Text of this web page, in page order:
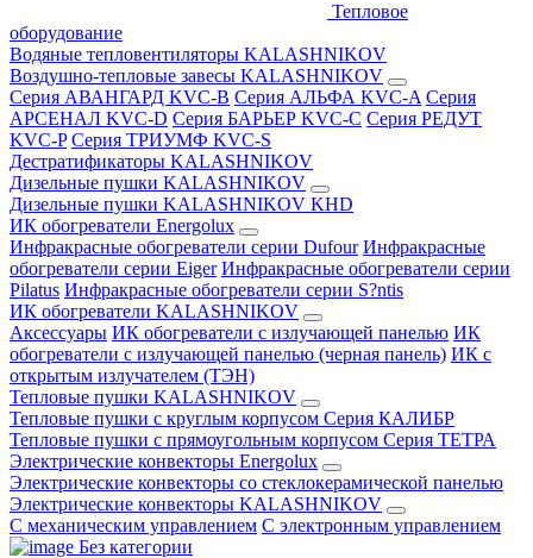
Тепловое
оборудование
Водяные тепловентиляторы KALASHNIKOV
Воздушно-тепловые завесы KALASHNIKOV
Серия АВАНГАРД KVC-B Серия АЛЬФА KVC-A Серия
АРСЕНАЛ KVC-D Серия БАРЬЕР KVC-C Серия РЕДУТ
KVC-P Серия ТРИУМФ KVC-S
Дестратификаторы KALASHNIKOV
Дизельные пушки KALASHNIKOV
Дизельные пушки KALASHNIKOV KHD
ИК обогреватели Energolux
Инфракрасные обогреватели серии Dufour Инфракрасные
обогреватели серии Eiger Инфракрасные обогреватели серии
Pilatus Инфракрасные обогреватели серии S?ntis
ИК обогреватели KALASHNIKOV
Аксессуары ИК обогреватели с излучающей панелью ИК
обогреватели с излучающей панелью (черная панель) ИК с
открытым излучателем (ТЭН)
Тепловые пушки KALASHNIKOV
Тепловые пушки с круглым корпусом Серия КАЛИБР
Тепловые пушки с прямоугольным корпусом Серия ТЕТРА
Электрические конвекторы Energolux
Электрические конвекторы со стеклокерамической панелью
Электрические конвекторы KALASHNIKOV
С механическим управлением С электронным управлением
Без категории